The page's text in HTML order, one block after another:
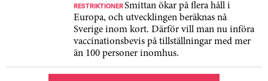
RESTRIKTIONERSmittan ökar på flera håll i
Europa, och utvecklingen beräknas nå
Sverige inom kort. Därför vill man nu införa
vaccinationsbevis på tillställningar med mer
än 100 personer inomhus.